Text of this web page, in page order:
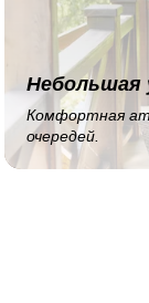
Небольшая
Комфортная
очередей.